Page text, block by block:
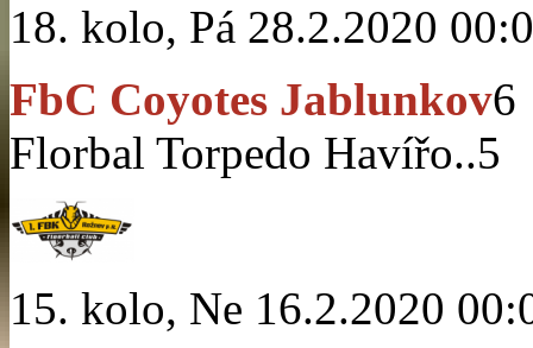
18. kolo, Pá 28.2.2020
FbC Coyotes Jablunkov6
Florbal Torpedo Havířo..5
15. kolo, Ne 16.2.2020